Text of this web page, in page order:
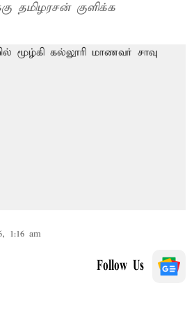
தமிழரசன் குளிக்க
1:16 am
Follow Us